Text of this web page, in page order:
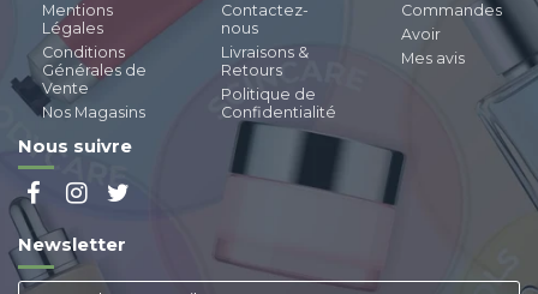
Mentions
Légales
Conditions
Générales de
Vente
Nos Magasins
Contactez-
nous
Livraisons &
Retours
Politique de
Confidentialité
Commandes
Avoir
Mes avis
Nous suivre
Newsletter